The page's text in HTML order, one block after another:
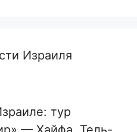
Израиля
тур